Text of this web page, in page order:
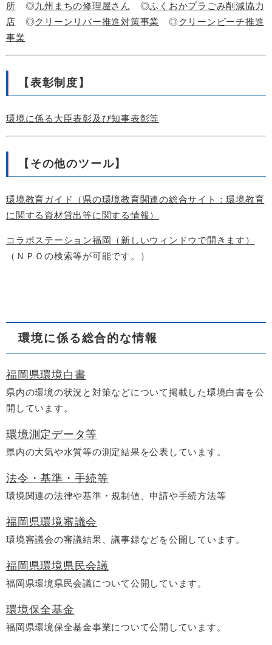
所 ◎九州まちの修理屋さん ◎ふくおかプラごみ削減協力
店 ◎クリーンリバー推進対策事業 ◎クリーンビーチ推進
事業
【表彰制度】
環境に係る大臣表彰及び知事表彰等
【その他のツール】
環境教育ガイド（県の環境教育関連の総合サイト：環境教育
に関する資材貸出等に関する情報）
コラボステーション福岡（新しいウィンドウで開きます）
（ＮＰＯの検索等が可能です。）
環境に係る総合的な情報
福岡県環境白書
県内の環境の状況と対策などについて掲載した環境白書を公
開しています。
環境測定データ等
県内の大気や水質等の測定結果を公表しています。
法令・基準・手続等
環境関連の法律や基準・規制値、申請や手続方法等
福岡県環境審議会
環境審議会の審議結果、議事録などを公開しています。
福岡県環境県民会議
福岡県環境県民会議について公開しています。
環境保全基金
福岡県環境保全基金事業について公開しています。